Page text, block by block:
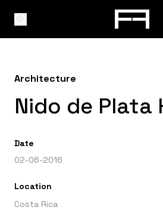
Architecture
Nido de Plata
Date
02-06-2016
Location
Costa Rica